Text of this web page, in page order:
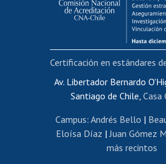
Funcionarias/os
Cursos internos de
Bienestar del
Portal de movilidad
Certificado de
Certificado de renta
Editar páginas
Extranjeras/os
Av. Libertador Bernardo
Santiago de Chile, Casa
Campus: Andrés Bello |
Eloísa Díaz | Juan Gómez
más recintos
Certificación en estándares